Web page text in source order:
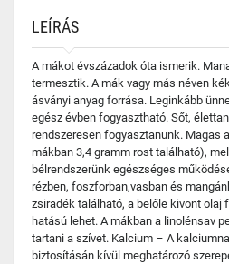
LEÍRÁS
A mákot évszázadok óta ismerik.
termesztik. A mák vagy más néven
ásványi anyag forrása. Leginkább
egész évben fogyasztható. Sőt,
rendszeresen fogyasztanunk. Magas
mákban 3,4 gramm rost található),
bélrendszerünk egészséges
rézben, foszforban,vasban és
zsiradék található, a belőle kivont olaj
hatású lehet. A mákban a linolénsav
tartani a szívet. Kalcium – A
biztosításán kívül meghatározó